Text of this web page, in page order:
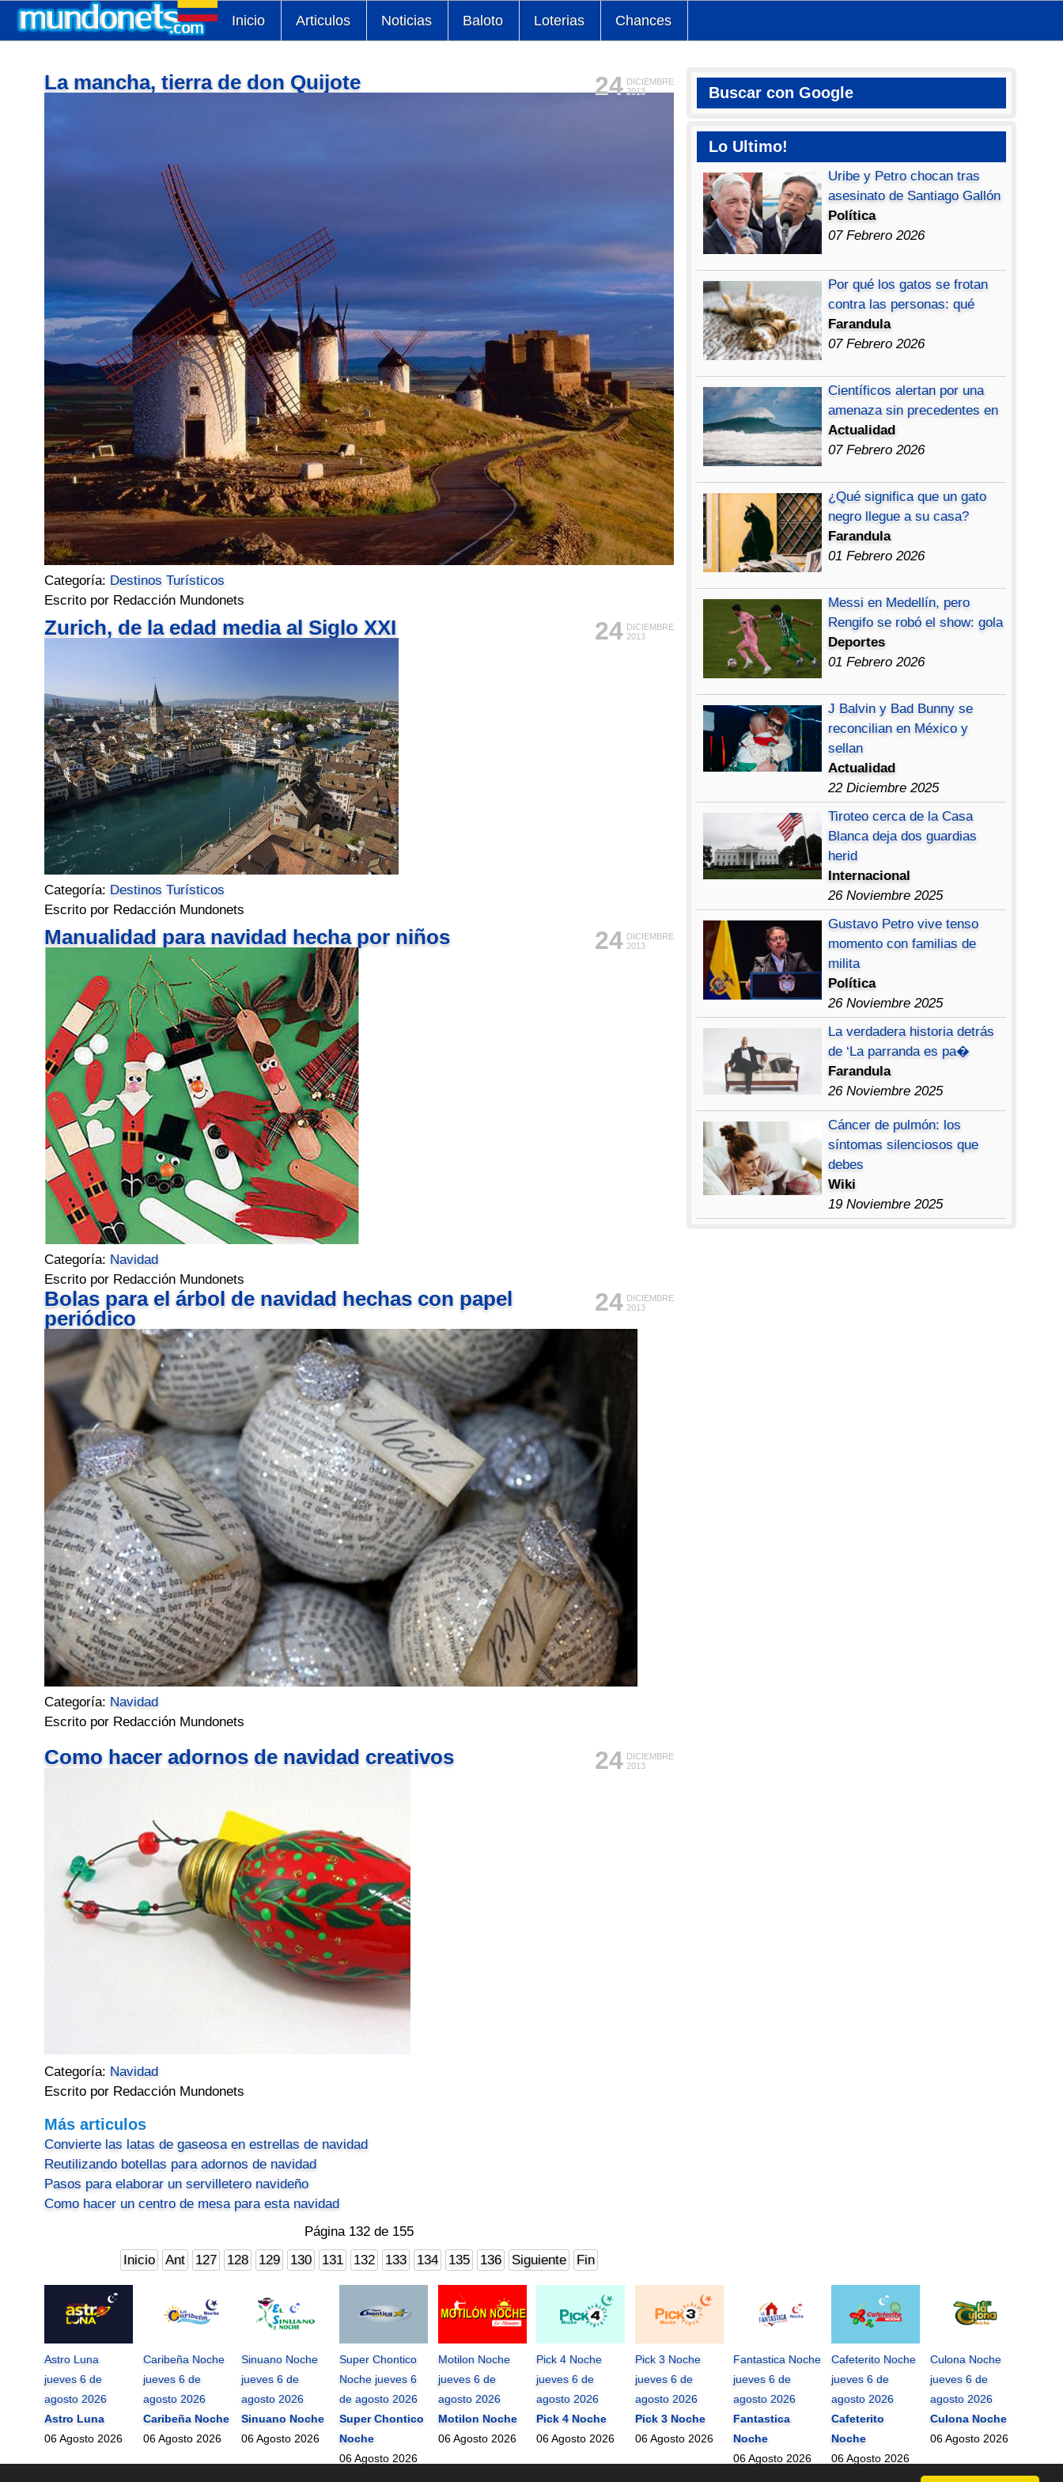
Inicio Articulos Noticias Baloto Loterias Chances
24 DICIEMBRE
2013
La mancha, tierra de don Quijote
Categoría: Destinos Turísticos
Escrito por Redacción Mundonets
24 DICIEMBRE
2013
Zurich, de la edad media al Siglo XXI
Categoría: Destinos Turísticos
Escrito por Redacción Mundonets
24 DICIEMBRE
2013
Manualidad para navidad hecha por niños
Categoría: Navidad
Escrito por Redacción Mundonets
24 DICIEMBRE
2013
Bolas para el árbol de navidad hechas con papel
periódico
Categoría: Navidad
Escrito por Redacción Mundonets
24 DICIEMBRE
2013
Como hacer adornos de navidad creativos
Categoría: Navidad
Escrito por Redacción Mundonets
Más articulos
Convierte las latas de gaseosa en estrellas de navidad
Reutilizando botellas para adornos de navidad
Pasos para elaborar un servilletero navideño
Como hacer un centro de mesa para esta navidad
Página 132 de 155
Inicio
Ant 127 128 129 130 131 132 133 134 135 136 Siguiente Fin
Buscar con Google
Lo Ultimo!
Uribe y Petro chocan tras
asesinato de Santiago Gallón
Política
07 Febrero 2026
Por qué los gatos se frotan
contra las personas: qué
Farandula
07 Febrero 2026
Científicos alertan por una
amenaza sin precedentes en
Actualidad
07 Febrero 2026
¿Qué significa que un gato
negro llegue a su casa?
Farandula
01 Febrero 2026
Messi en Medellín, pero
Rengifo se robó el show: gola
Deportes
01 Febrero 2026
J Balvin y Bad Bunny se
reconcilian en México y
sellan
Actualidad
22 Diciembre 2025
Tiroteo cerca de la Casa
Blanca deja dos guardias
herid
Internacional
26 Noviembre 2025
Gustavo Petro vive tenso
momento con familias de
milita
Política
26 Noviembre 2025
La verdadera historia detrás
de ‘La parranda es pa�
Farandula
26 Noviembre 2025
Cáncer de pulmón: los
síntomas silenciosos que
debes
Wiki
19 Noviembre 2025
Astro Luna
jueves 6 de
agosto 2026
Astro Luna
06 Agosto 2026
Caribeña Noche
jueves 6 de
agosto 2026
Caribeña Noche
06 Agosto 2026
Sinuano Noche
jueves 6 de
agosto 2026
Sinuano Noche
06 Agosto 2026
Super Chontico
Noche jueves 6
de agosto 2026
Super Chontico
Noche
06 Agosto 2026
Motilon Noche
jueves 6 de
agosto 2026
Motilon Noche
06 Agosto 2026
Pick 4 Noche
jueves 6 de
agosto 2026
Pick 4 Noche
06 Agosto 2026
Pick 3 Noche
jueves 6 de
agosto 2026
Pick 3 Noche
06 Agosto 2026
Fantastica Noche
jueves 6 de
agosto 2026
Fantastica
Noche
06 Agosto 2026
Cafeterito Noche
jueves 6 de
agosto 2026
Cafeterito
Noche
06 Agosto 2026
Culona Noche
jueves 6 de
agosto 2026
Culona Noche
06 Agosto 2026